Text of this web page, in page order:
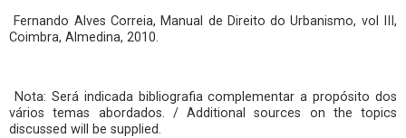
Fernando Alves Correia, Manual de Direito do Urbanismo, vol III,
Coimbra, Almedina, 2010.
Nota: Será indicada bibliografia complementar a propósito dos
vários temas abordados. / Additional sources on the topics
discussed will be supplied.